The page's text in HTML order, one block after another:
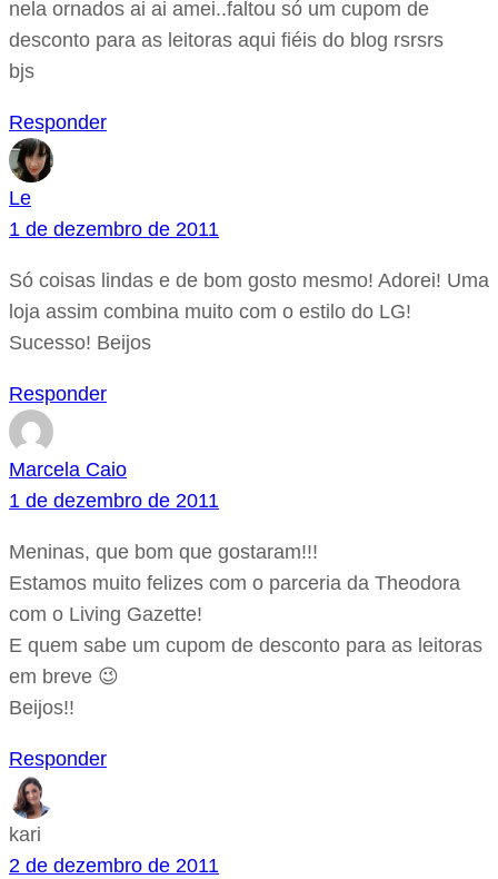
nela ornados ai ai amei..faltou só um cupom de
desconto para as leitoras aqui fiéis do blog rsrsrs
bjs
Responder
Le
1 de dezembro de 2011
Só coisas lindas e de bom gosto mesmo! Adorei! Uma
loja assim combina muito com o estilo do LG!
Sucesso! Beijos
Responder
Marcela Caio
1 de dezembro de 2011
Meninas, que bom que gostaram!!!
Estamos muito felizes com o parceria da Theodora
com o Living Gazette!
E quem sabe um cupom de desconto para as leitoras
em breve 😉
Beijos!!
Responder
kari
2 de dezembro de 2011